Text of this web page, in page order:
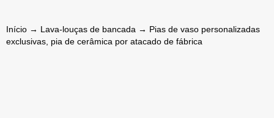
Início → Lava-louças de bancada → Pias de vaso personalizadas
exclusivas, pia de cerâmica por atacado de fábrica